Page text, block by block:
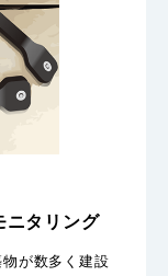
ニタリング
が数多く建設